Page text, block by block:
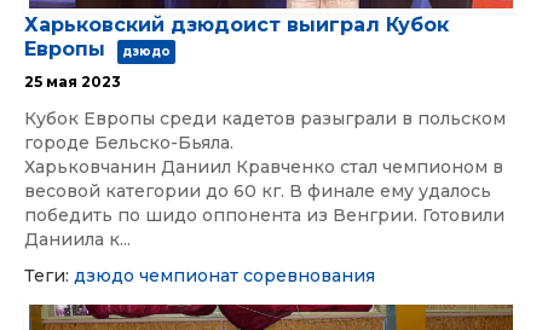
Харьковский дзюдоист выиграл Кубок
Европы
дзюдо
25 мая 2023
Кубок Европы среди кадетов разыграли в польском
городе Бельско-Бьяла.
Харьковчанин Даниил Кравченко стал чемпионом в
весовой категории до 60 кг. В финале ему удалось
победить по шидо оппонента из Венгрии. Готовили
Даниила к...
Теги: дзюдо чемпионат соревнования